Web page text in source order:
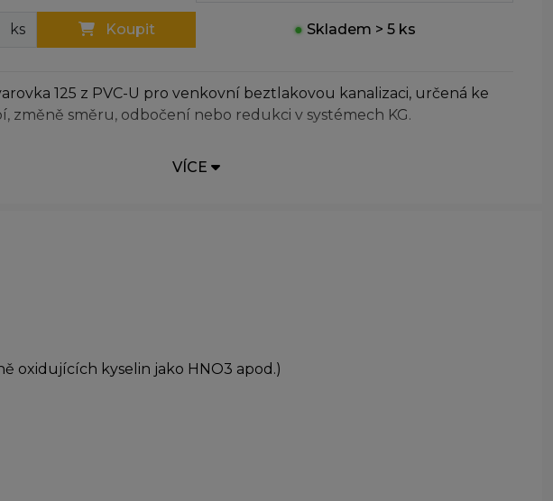
ks Koupit ● Skladem > 5 ks
125 z PVC-U pro venkovní beztlakovou kanalizaci, určená ke
změně směru, odbočení nebo redukci v systémech KG.
VÍCE
oxidujících kyselin jako HNO3 apod.)